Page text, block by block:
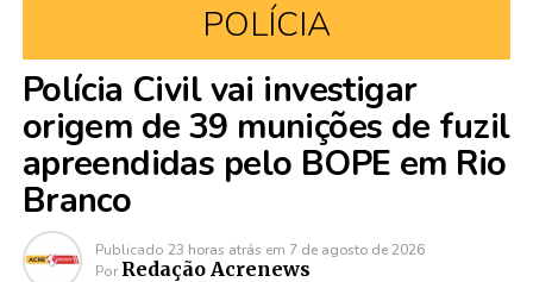
POLÍCIA
Polícia Civil vai investigar
origem de 39 munições de fuzil
apreendidas pelo BOPE em Rio
Branco
Publicado 23 horas atrás em 7 de agosto de 2026
Por Redação Acrenews